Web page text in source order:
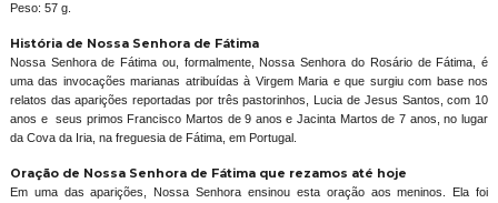
Peso: 57 g.
História de Nossa Senhora de Fátima
Nossa Senhora de Fátima ou, formalmente, Nossa Senhora do Rosário de Fátima, é
uma das invocações marianas atribuídas à Virgem Maria e que surgiu com base nos
relatos das aparições reportadas por três pastorinhos, Lucia de Jesus Santos, com 10
anos e seus primos Francisco Martos de 9 anos e Jacinta Martos de 7 anos, no lugar
da Cova da Iria, na freguesia de Fátima, em Portugal.
Oração de Nossa Senhora de Fátima que rezamos até hoje
Em uma das aparições, Nossa Senhora ensinou esta oração aos meninos. Ela foi